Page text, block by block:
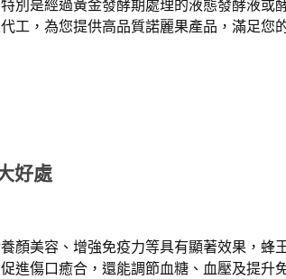
別是經過黃金發酵期處理的液態發酵液或
工，為您提供高品質諾麗果產品，滿足您
好處
顏美容、增強免疫力等具有顯著效果，蜂
進傷口癒合，還能調節血糖、血壓及提升